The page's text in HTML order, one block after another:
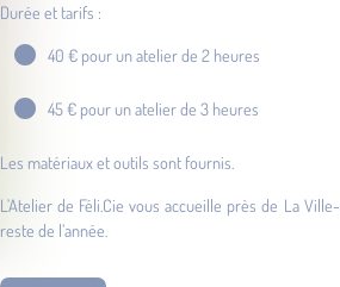
Durée et tarifs :
40 € pour un atelier de 2 heures
45 € pour un atelier de 3 heures
Les matériaux et outils sont fournis.
L’Atelier de Féli.Cie vous accueille près de La
reste de l’année.